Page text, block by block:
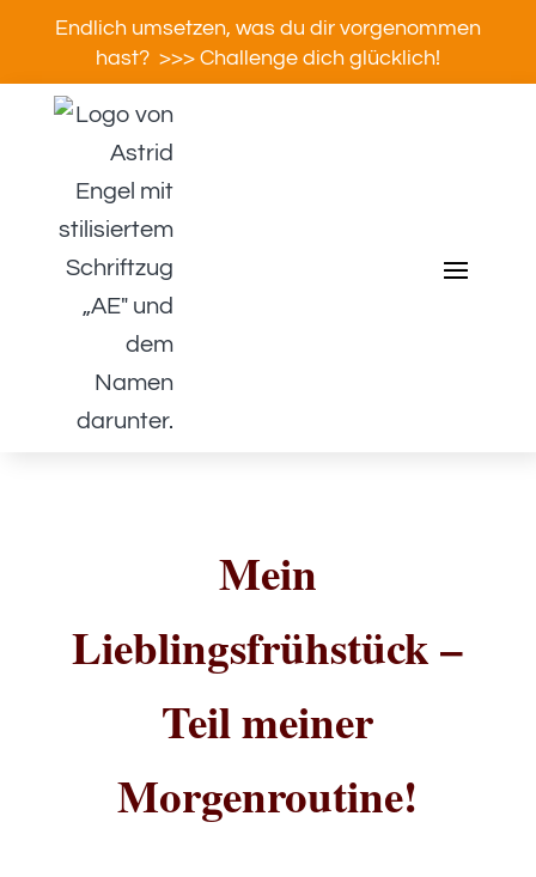
Endlich umsetzen, was du dir vorgenommen
hast? >>> Challenge dich glücklich!
Mein
Lieblingsfrühstück –
Teil meiner
Morgenroutine!